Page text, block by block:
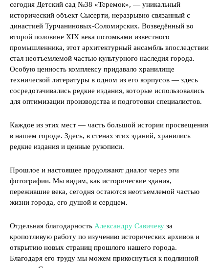
сегодня Детский сад №38 «Теремок», — уникальный
исторический объект Сысерти, неразрывно связанный с
династией Турчаниновых-Соломирских. Возведённый во
второй половине XIX века потомками известного
промышленника, этот архитектурный ансамбль впоследствии
стал неотъемлемой частью культурного наследия города.
Особую ценность комплексу придавало хранилище
технической литературы в одном из его корпусов — здесь
сосредотачивались редкие издания, которые использовались
для оптимизации производства и подготовки специалистов.
Каждое из этих мест — часть большой истории просвещения
в нашем городе. Здесь, в стенах этих зданий, хранились
редкие издания и ценные рукописи.
Прошлое и настоящее продолжают диалог через эти
фотографии. Мы видим, как исторические здания,
пережившие века, сегодня остаются неотъемлемой частью
жизни города, его душой и сердцем.
Отдельная благодарность Александру Савичеву за
кропотливую работу по изучению исторических архивов и
открытию новых страниц прошлого нашего города.
Благодаря его труду мы можем прикоснуться к подлинной